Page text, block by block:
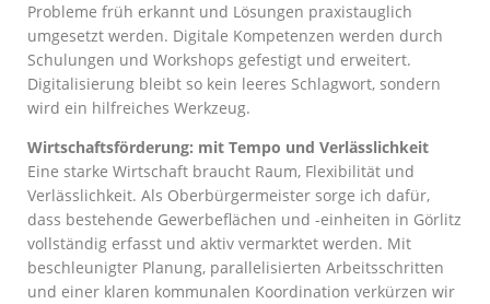
Probleme früh erkannt und Lösungen praxistauglich
umgesetzt werden. Digitale Kompetenzen werden durch
Schulungen und Workshops gefestigt und erweitert.
Digitalisierung bleibt so kein leeres Schlagwort, sondern
wird ein hilfreiches Werkzeug.
Wirtschaftsförderung: mit Tempo und Verlässlichkeit
Eine starke Wirtschaft braucht Raum, Flexibilität und
Verlässlichkeit. Als Oberbürgermeister sorge ich dafür,
dass bestehende Gewerbeflächen und -einheiten in Görlitz
vollständig erfasst und aktiv vermarktet werden. Mit
beschleunigter Planung, parallelisierten Arbeitsschritten
und einer klaren kommunalen Koordination verkürzen wir